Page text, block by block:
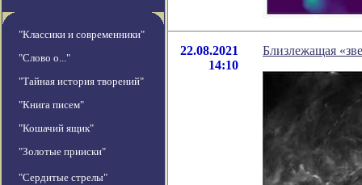
"Классики и современники"
"Слово о..."
"Тайная история творений"
"Книга писем"
"Кошачий ящик"
"Золотые прииски"
"Сердитые стрелы"
22.08.2021
14:10
Близлежащая